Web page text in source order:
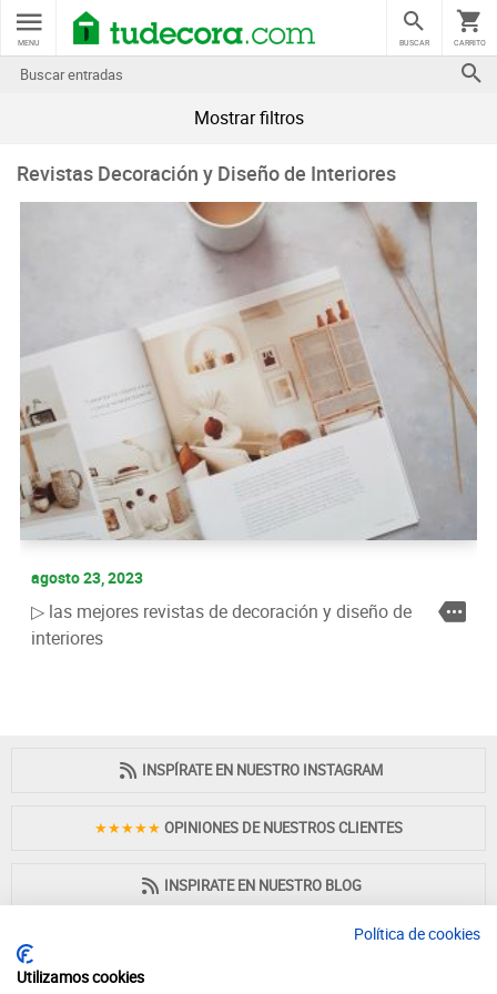
MENU CARRITO
BUSCAR
Mostrar filtros
Revistas Decoración y Diseño de Interiores
agosto 23, 2023
▷ las mejores revistas de decoración y diseño de
interiores
INSPÍRATE EN NUESTRO INSTAGRAM
★★★★★ OPINIONES DE NUESTROS CLIENTES
INSPIRATE EN NUESTRO BLOG
Política de cookies
Utilizamos cookies